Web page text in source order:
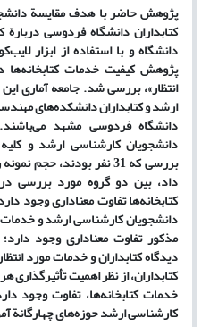
پژوهش حاضر با هدف مقایسة
کتابداران دانشگاه فردوسی
دانشگاه و با استفاده از ابزار
پژوهش کیفیت خدمات
انتظار»، بررسی شد. جامعه آماری
ارشد و کتابداران دانشکده‌های
دانشجویان کارشناسی ارشد و
بررسی که 31 نفر بودند،
داد، بین دو گروه مورد بررسی
کتابخانه‌ها تفاوت معناداری وجود
دانشجویان کارشناسی ارشد و خدمات
مذکور تفاوت معناداری وجود
دیدگاه کتابداران و خدمات مورد
کتابداران، از نظر اهمیت تأثیرگذاری
خدمات کتابخانه‌ها، تفاوت وجود
کارشناسی ارشد حوزه‌های چهارگانة